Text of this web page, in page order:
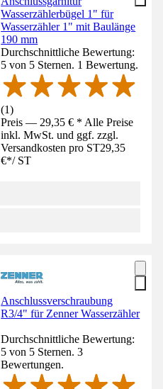
Wasserzählerbügel 1" für
Wasserzähler 1" mit Baulänge
190 mm
Durchschnittliche Bewertung:
5 von 5 Sternen. 1 Bewertung.
(1)
Preis — 29,35 € * Alle Preise
inkl. MwSt. und ggf. zzgl.
Versandkosten pro ST29,35
€*/ ST
Anschlussverschraubung
R3/4" für Zenner Wasserzähler
Durchschnittliche Bewertung:
5 von 5 Sternen. 3
Bewertungen.